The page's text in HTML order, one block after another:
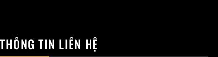
THÔNG TIN LIÊN HỆ